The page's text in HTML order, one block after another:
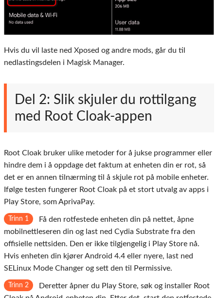
Hvis du vil laste ned Xposed og andre mods, går du til
nedlastingsdelen i Magisk Manager.
Del 2: Slik skjuler du rottilgang
med Root Cloak-appen
Root Cloak bruker ulike metoder for å jukse programmer eller
hindre dem i å oppdage det faktum at enheten din er rot, så
det er en annen tilnærming til å skjule rot på mobile enheter.
Ifølge testen fungerer Root Cloak på et stort utvalg av apps i
Play Store, som AprivaPay.
Trinn 1
Få den rotfestede enheten din på nettet, åpne
mobilnettleseren din og last ned Cydia Substrate fra den
offisielle nettsiden. Den er ikke tilgjengelig i Play Store nå.
Hvis enheten din kjører Android 4.4 eller nyere, last ned
SELinux Mode Changer og sett den til Permissive.
Trinn 2
Deretter åpner du Play Store, søk og installer Root